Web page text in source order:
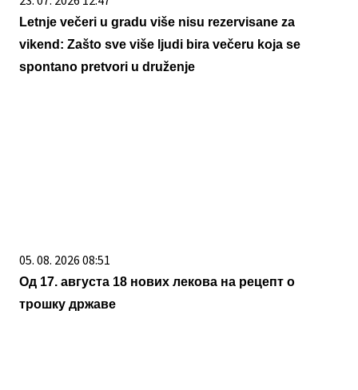
Letnje večeri u gradu više nisu rezervisane za
vikend: Zašto sve više ljudi bira večeru koja se
spontano pretvori u druženje
05. 08. 2026 08:51
Од 17. августа 18 нових лекова на рецепт о
трошку државе